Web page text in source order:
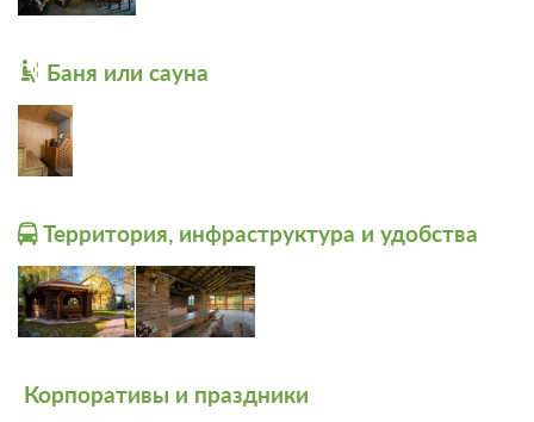
Баня или сауна
Территория, инфраструктура и удобства
Корпоративы и праздники